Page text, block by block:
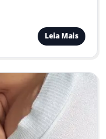
Leia Mais